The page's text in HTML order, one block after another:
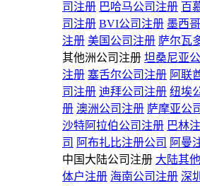
司注册 巴哈马公司注册 百
司注册 BVI公司注册 墨西
注册 美国公司注册 萨尔瓦
其他洲公司注册 坦桑尼亚
注册 塞舌尔公司注册 阿联
司注册 迪拜公司注册 纽埃
册 澳洲公司注册 萨摩亚公
沙特阿拉伯公司注册 巴林
司 阿布扎比注册公司 阿曼
中国大陆公司注册 大陆其
体户注册 海南公司注册 深